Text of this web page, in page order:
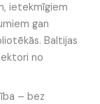
ietekmīgiem
gan
Baltijas
no
– bez